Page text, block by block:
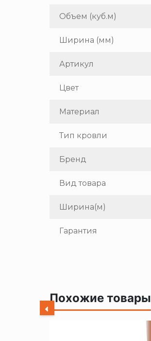
Объем (куб.м)
Ширина (мм)
Артикул
Цвет
Материал
Тип кровли
Бренд
Вид товара
Ширина(м)
Гарантия
Похожие товары